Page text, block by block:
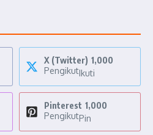
X (Twitter) 1,000
PengikutIkuti
Pinterest 1,000
PengikutPin